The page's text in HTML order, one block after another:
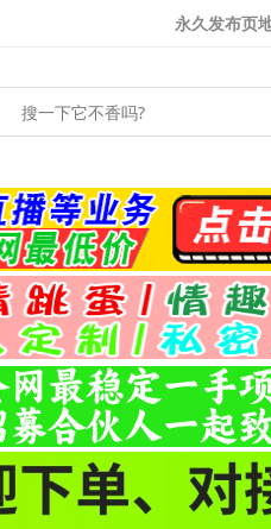
永久发布页